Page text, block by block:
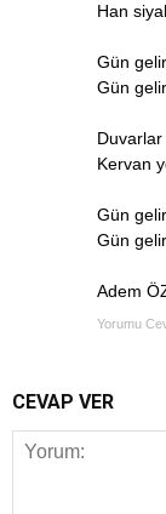
Han
Gün
Gün
Duvarlar
Kervan
Gün
Gün
Adem
Yorumu
CEVAP VER